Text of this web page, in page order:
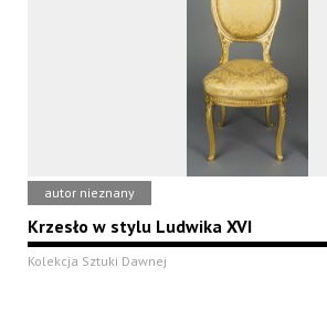
autor nieznany
Krzesło w stylu Ludwika XVI
Kolekcja Sztuki Dawnej